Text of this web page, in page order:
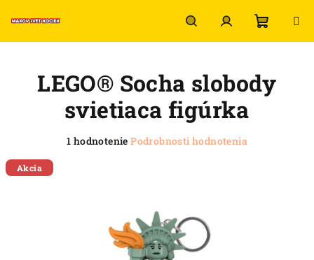
na
HľadaťPrihlásenie
košík
LEGO® Socha slobody
svietiaca figúrka
Priemerné
hviezdičiek.
1 hodnotenie Podrobnosti hodnotenia
Akcia